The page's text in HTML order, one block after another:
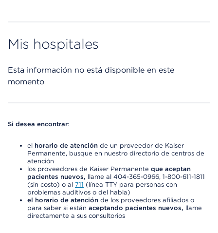
Mis hospitales
Esta información no está disponible en este
momento
Si desea encontrar:
el horario de atención de un proveedor de Kaiser
Permanente, busque en nuestro directorio de centros de
atención
los proveedores de Kaiser Permanente que aceptan
pacientes nuevos, llame al 404-365-0966, 1-800-611-1811
(sin costo) o al 711 (línea TTY para personas con
problemas auditivos o del habla)
el horario de atención de los proveedores afiliados o
para saber si están aceptando pacientes nuevos, llame
directamente a sus consultorios